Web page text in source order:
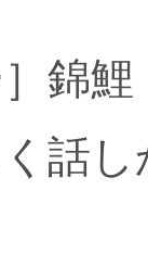
］錦
話し